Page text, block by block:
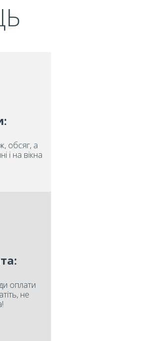
обсяг, а
і на вікна
оплати
не